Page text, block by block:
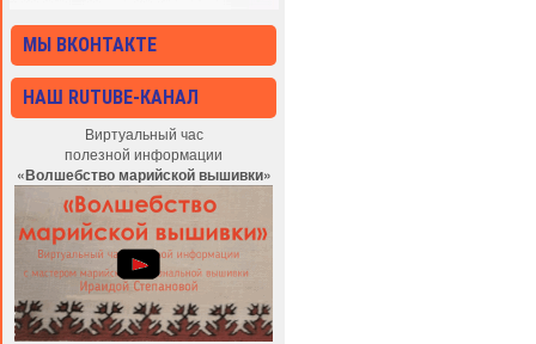
МЫ ВКОНТАКТЕ
НАШ RUTUBE-КАНАЛ
Виртуальный час
полезной информации
«Волшебство марийской вышивки»